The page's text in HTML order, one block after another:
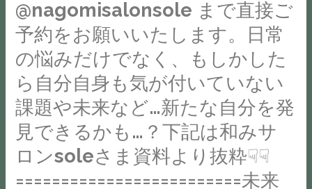
ゃ
れ
ば
や
る
意
味
と
し
て
く
だ
さ
い
________________________________________________【
｜
STAND
】
@nagomisalonsole まで直接ご
予約をお願いいたします。日常
の悩みだけでなく、もしかした
ら自分自身も気が付いていない
課題や未来など…新たな自分を発
見できるかも…？下記は和みサ
ロンsoleさま資料より抜粋☟☟
=========================未来
(金)
会
場：
STAND
内
Cafe
ス
ペ
ー